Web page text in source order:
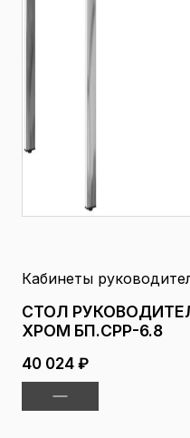
Кабинеты
СТОЛ
ХРОМ БП.СРР-6.8
40 024 ₽